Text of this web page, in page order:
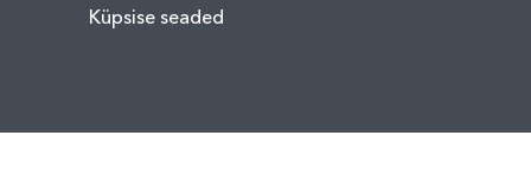
Küpsise seaded